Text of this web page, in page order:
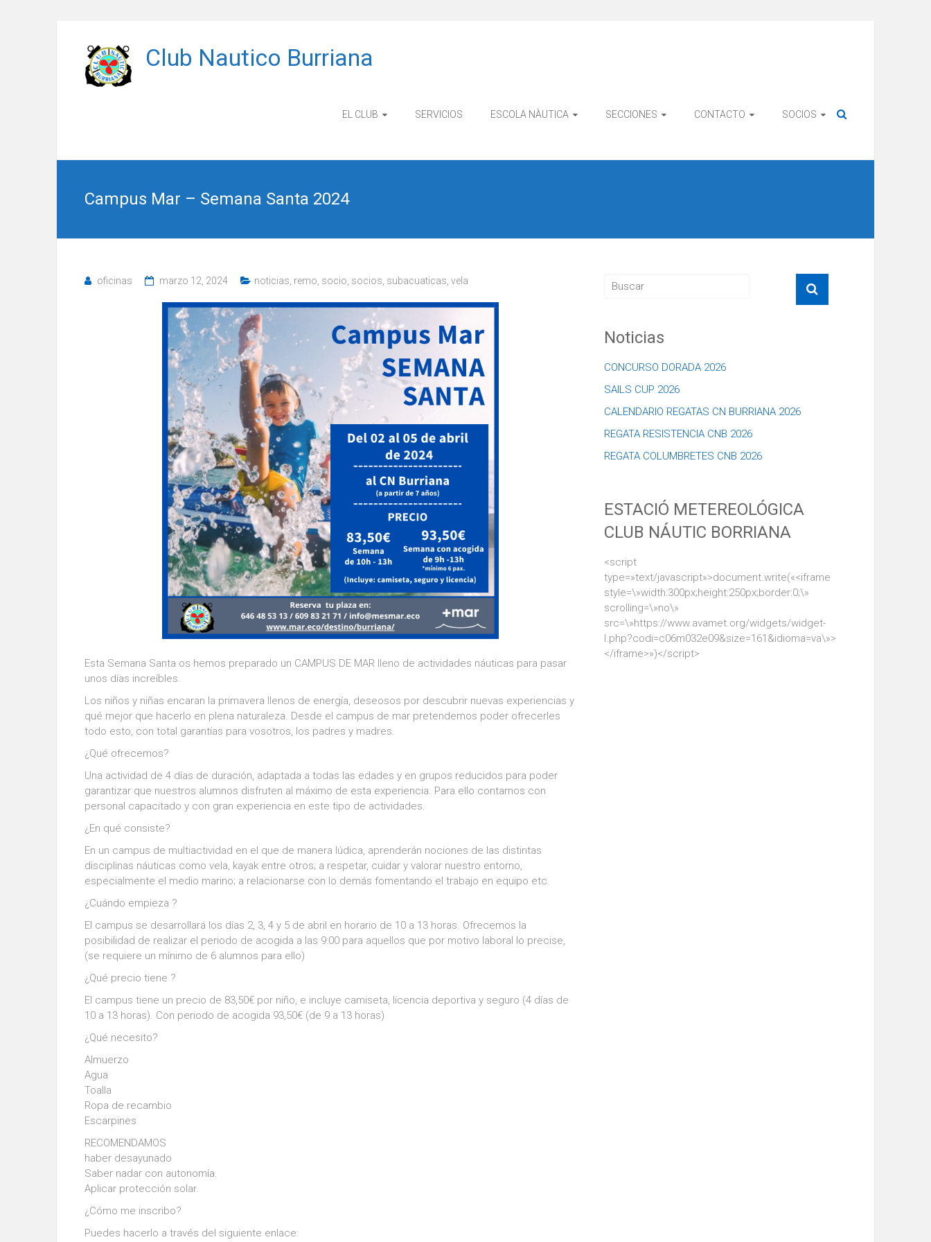
contenido
Club Nautico Burriana
EL CLUB SERVICIOS ESCOLA NÀUTICA SECCIONES CONTACTO SOCIOS
Campus Mar – Semana Santa 2024
oficinas marzo 12, 2024 noticias remo socio socios subacuaticas vela
Esta Semana Santa os hemos preparado un CAMPUS DE MAR lleno de actividades náuticas para pasar
unos días increíbles.
Los niños y niñas encaran la primavera llenos de energía, deseosos por descubrir nuevas experiencias y
qué mejor que hacerlo en plena naturaleza. Desde el campus de mar pretendemos poder ofrecerles
todo esto, con total garantías para vosotros, los padres y madres.
¿Qué ofrecemos?
Una actividad de 4 días de duración, adaptada a todas las edades y en grupos reducidos para poder
garantizar que nuestros alumnos disfruten al máximo de esta experiencia. Para ello contamos con
personal capacitado y con gran experiencia en este tipo de actividades.
¿En qué consiste?
En un campus de multiactividad en el que de manera lúdica, aprenderán nociones de las distintas
disciplinas náuticas como vela, kayak entre otros; a respetar, cuidar y valorar nuestro entorno,
especialmente el medio marino; a relacionarse con lo demás fomentando el trabajo en equipo etc.
¿Cuándo empieza ?
El campus se desarrollará los días 2, 3, 4 y 5 de abril en horario de 10 a 13 horas. Ofrecemos la
posibilidad de realizar el periodo de acogida a las 9:00 para aquellos que por motivo laboral lo precise,
(se requiere un mínimo de 6 alumnos para ello)
¿Qué precio tiene ?
El campus tiene un precio de 83,50€ por niño, e incluye camiseta, licencia deportiva y seguro (4 días de
10 a 13 horas). Con periodo de acogida 93,50€ (de 9 a 13 horas)
¿Qué necesito?
Almuerzo
Agua
Toalla
Ropa de recambio
Escarpines
RECOMENDAMOS
haber desayunado
Saber nadar con autonomía.
Aplicar protección solar.
¿Cómo me inscribo?
Puedes hacerlo a través del siguiente enlace:
Noticias
CONCURSO DORADA 2026
SAILS CUP 2026
CALENDARIO REGATAS CN BURRIANA 2026
REGATA RESISTENCIA CNB 2026
REGATA COLUMBRETES CNB 2026
ESTACIÓ METEREOLÓGICA
CLUB NÁUTIC BORRIANA
<script
type=»text/javascript»>document.write(«<iframe
style=\»width:300px;height:250px;border:0;\»
scrolling=\»no\»
src=\»https://www.avamet.org/widgets/widget-
l.php?codi=c06m032e09&size=161&idioma=va\»>
</iframe>»)</script>